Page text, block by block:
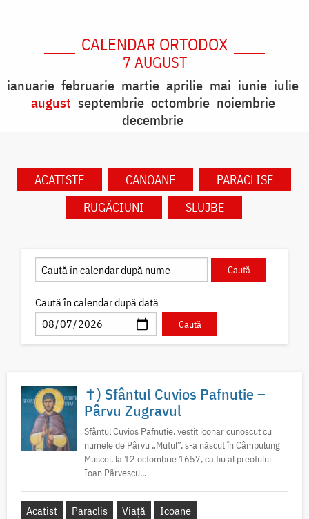
CALENDAR ORTODOX
7 AUGUST
ianuarie februarie martie aprilie mai iunie iulie
august septembrie octombrie noiembrie
decembrie
ACATISTE CANOANE
PARACLISE
RUGĂCIUNI
SLUJBE
Caută în calendar după dată
✝) Sfântul Cuvios Pafnutie –
Pârvu Zugravul
Sfântul Cuvios Pafnutie, vestit iconar cunoscut cu
numele de Pârvu „Mutul”, s-a născut în Câmpulung
Muscel, la 12 octombrie 1657, ca fiu al preotului
Ioan Pârvescu...
Acatist Paraclis Viață
Icoane